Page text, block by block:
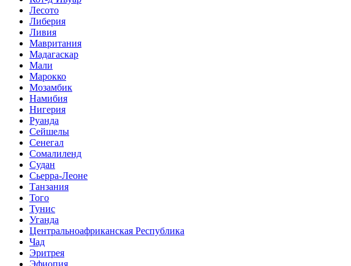
Лесото
Либерия
Ливия
Мавритания
Мадагаскар
Мали
Марокко
Мозамбик
Намибия
Нигерия
Руанда
Сейшелы
Сенегал
Сомалиленд
Судан
Сьерра-Леоне
Танзания
Того
Тунис
Уганда
Центральноафриканская Республика
Чад
Эритрея
Эфиопия